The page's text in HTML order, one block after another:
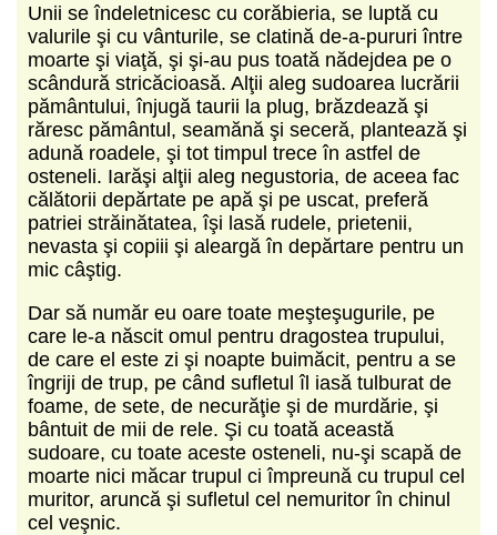
Unii se îndeletnicesc cu corăbieria, se luptă cu
valurile şi cu vânturile, se clatină de-a-pururi între
moarte şi viaţă, şi şi-au pus toată nădejdea pe o
scândură stricăcioasă. Alţii aleg sudoarea lucrării
pământului, înjugă taurii la plug, brăzdează şi
răresc pământul, seamănă şi seceră, plantează şi
adună roadele, şi tot timpul trece în astfel de
osteneli. Iarăşi alţii aleg negustoria, de aceea fac
călătorii depărtate pe apă şi pe uscat, preferă
patriei străinătatea, îşi lasă rudele, prietenii,
nevasta şi copiii şi aleargă în depărtare pentru un
mic câştig.
Dar să număr eu oare toate meşteşugurile, pe
care le-a născit omul pentru dragostea trupului,
de care el este zi şi noapte buimăcit, pentru a se
îngriji de trup, pe când sufletul îl iasă tulburat de
foame, de sete, de necurăţie şi de murdărie, şi
bântuit de mii de rele. Şi cu toată această
sudoare, cu toate aceste osteneli, nu-şi scapă de
moarte nici măcar trupul ci împreună cu trupul cel
muritor, aruncă şi sufletul cel nemuritor în chinul
cel veşnic.